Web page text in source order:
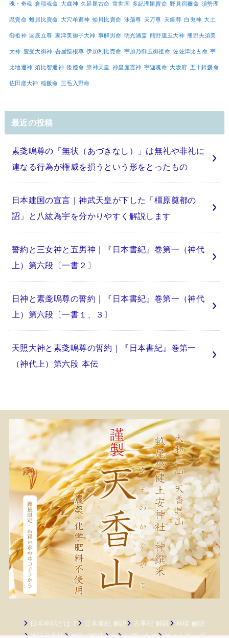
魂・奇魂 倉稲魂命 大歳神 久延毘古命 常世国 多紀理毘賣命 野見宿禰命 須勢理
毘賣命 蚶貝比賣命 大穴牟遲神 蛤貝比賣命 沫蕩尊 天万尊 天鏡尊 白兎神 大土
御祖神 国底立尊 家津美御子大神 事解男命 明光浦霊 熊野速玉大神 熊野夫須美
大神 豊受大御神 吾屋惶根尊 伊加利比売命 宇加乃御玉御祖命 佐佐津比古命 宇
比地邇神 須比智邇神 倭姫命 崇神天皇 神皇産霊神 宇迦魂命 大坂府 五十鈴媛命
佐田彦大神 稲飯命 三毛入野命
最近の投稿
素戔嗚尊の「無状（あづきなし）」は無礼や非礼に
連なる行為が権威を損うという形をとったもの
日本建国の宣言｜神武天皇が下した「橿原奠都の
詔」と八紘為宇を分かりやすく解説します
誓約と三女神と五男神｜『日本書紀』巻第一（神代
上）第六段〔一書２〕
日神と素戔嗚尊の誓約｜『日本書紀』巻第一（神代
上）第六段〔一書１、３〕
天照大神と素戔嗚尊の誓約｜『日本書紀』巻第一
（神代上）第六段 本伝
日本神話とは？ 日本書紀 解説 古事記 解説
神様 解説
神話伝承地
神話で解決 旅 お買いもの サイトマップ